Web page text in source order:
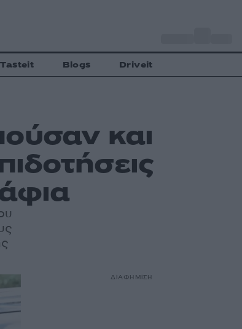
Tasteit Blogs Driveit
και
ΔΙΑΦΗΜΙΣΗ